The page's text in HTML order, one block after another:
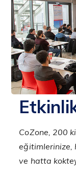
CoZone, 200
eğitimlerinize,
ve hatta